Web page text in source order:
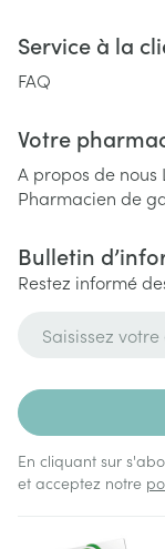
Service à la
FAQ
Votre
A propos de nous
Pharmacien de
Bulletin
Restez informé
En cliquant sur
et acceptez notre